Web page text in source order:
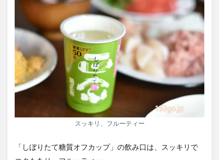
スッキリ、フルーティー
「しぼりたて糖質オフカップ」の飲み口は、スッキリで